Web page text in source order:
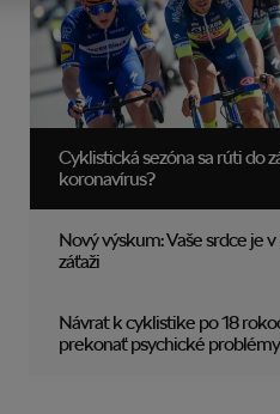
Cyklistická sezóna sa rúti do
koronavírus?
Nový výskum: Vaše srdce je
záťaži
Návrat k cyklistike po 18
prekonať psychické problémy